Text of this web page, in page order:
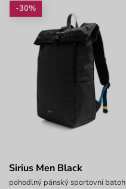
-30%
Sirius Men Black
pohodlný pánský sportovní batoh